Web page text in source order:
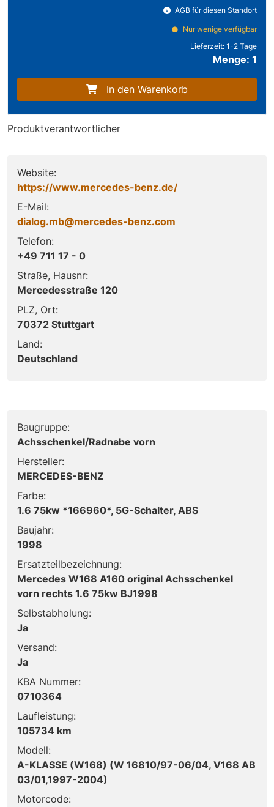
AGB für diesen Standort
Nur wenige verfügbar
Lieferzeit: 1-2 Tage
Menge: 1
In den Warenkorb
Produktverantwortlicher
Website:
https://www.mercedes-benz.de/
E-Mail:
dialog.mb@mercedes-benz.com
Telefon:
+49 711 17 - 0
Straße, Hausnr:
Mercedesstraße 120
PLZ, Ort:
70372 Stuttgart
Land:
Deutschland
Baugruppe:
Achsschenkel/Radnabe vorn
Hersteller:
MERCEDES-BENZ
Farbe:
1.6 75kw *166960*, 5G-Schalter, ABS
Baujahr:
1998
Ersatzteilbezeichnung:
Mercedes W168 A160 original Achsschenkel
vorn rechts 1.6 75kw BJ1998
Selbstabholung:
Ja
Versand:
Ja
KBA Nummer:
0710364
Laufleistung:
105734 km
Modell:
A-KLASSE (W168) (W 16810/97-06/04, V168 AB
03/01,1997-2004)
Motorcode: